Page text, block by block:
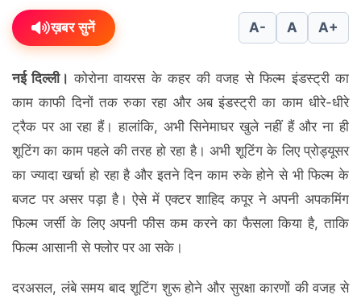
ख़बर सुनें A- A A+
नई दिल्ली।कोरोना वायरस के कहर की वजह से फिल्म इंडस्ट्री का
काम काफी दिनों तक रुका रहा और अब इंडस्ट्री का काम धीरे-धीरे
ट्रैक पर आ रहा हैं। हालांकि, अभी सिनेमाघर खुले नहीं हैं और ना ही
शूटिंग का काम पहले की तरह हो रहा है। अभी शूटिंग के लिए प्रोड्यूसर
का ज्यादा खर्चा हो रहा है और इतने दिन काम रुके होने से भी फिल्म के
बजट पर असर पड़ा है। ऐसे में एक्टर शाहिद कपूर ने अपनी अपकमिंग
फिल्म जर्सी के लिए अपनी फीस कम करने का फैसला किया है, ताकि
फिल्म आसानी से फ्लोर पर आ सके।
दरअसल, लंबे समय बाद शूटिंग शुरू होने और सुरक्षा कारणों की वजह से